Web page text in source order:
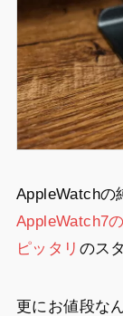
AppleWatchの
AppleWatch7
ピッタリ のス
更にお値段な